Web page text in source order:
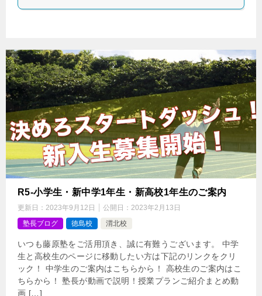
R5-小学生・新中学1年生・新高校1年生のご案内
更新日： 2023年9月12日 公開日： 2023年2月13日
塾長ブログ
徳島校 渭北校
いつも藤原塾をご活用頂き、誠に有難うございます。 中学
生と高校生のページに移動したい方は下記のリンクをクリ
ック！ 中学生のご案内はこちらから！ 高校生のご案内はこ
ちらから！ 塾長が動画で説明！授業プランご紹介まとめ動
画 […]